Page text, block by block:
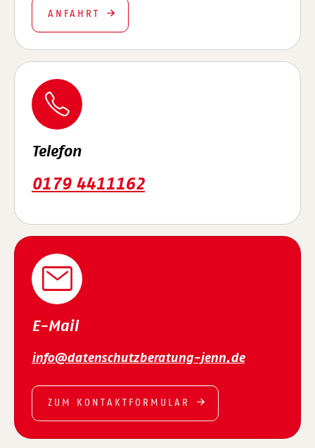
ANFAHRT
Telefon
0179 4411162
E-Mail
info@datenschutzberatung-jenn.de
ZUM KONTAKTFORMULAR